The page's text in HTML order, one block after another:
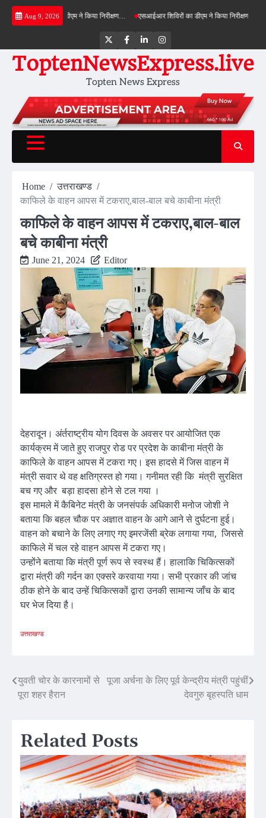
Skip
Aug 9, 2026
बाईपास का डीएम ने किया निरीक्षण… एसआईआर शिविरों का डीएम ने किया निरीक्षण, बोले—कोई
TwitterFacebookLinkedInInstagram
ToptenNewsExpress.live
Topten News Express
Home
उत्तराखण्ड
काफिले के वाहन आपस में टकराए,बाल-बाल बचे काबीना मंत्री
काफिले के वाहन आपस में टकराए,बाल-बाल
बचे काबीना मंत्री
June 21, 2024 Editor
देहरादून। अंर्तराष्ट्रीय योग दिवस के अवसर पर आयोजित एक
कार्यक्रम में जाते हुए राजपुर रोड पर प्रदेश के काबीना मंत्री के
काफिले के वाहन आपस में टकरा गए। इस हादसे में जिस वाहन में
मंत्री सवार थे वह क्षतिग्रस्त हो गया। गनीमत रही कि मंत्री सुरक्षित
बच गए और बड़ा हादसा होने से टल गया ।
इस मामले में कैबिनेट मंत्री के जनसंपर्क अधिकारी मनोज जोशी ने
बताया कि बहल चौक पर अज्ञात वाहन के आगे आने से दुर्घटना हुई।
वाहन को बचाने के लिए लगाए गए इमरजेंसी ब्रेक लगाया गया, जिससे
काफिले में चल रहे वाहन आपस में टकरा गए।
उन्होंने बताया कि मंत्री पूर्ण रूप से स्वस्थ हैं। हालाकि चिकित्सकों
द्वारा मंत्री की गर्दन का एक्सरे करवाया गया। सभी प्रकार की जांच
ठीक होने के बाद उन्हें चिकित्सकों द्वारा उनकी सामान्य जाँच के बाद
घर भेज दिया है।
उत्तराखण्ड
Post
navigation
युवती चोर के कारनामों से
पूरा शहर हैरान
पूजा अर्चना के लिए पूर्व केन्द्रीय मंत्री पहुंचीं
देवगुरु बृहस्पति धाम
Related Posts